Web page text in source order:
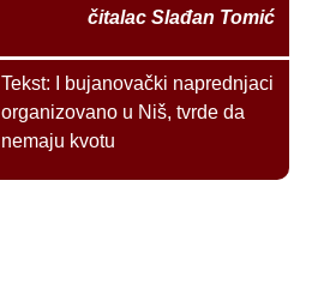
čitalac Slađan Tomić
Tekst:
I bujanovački naprednjaci
organizovano u Niš, tvrde da
nemaju kvotu